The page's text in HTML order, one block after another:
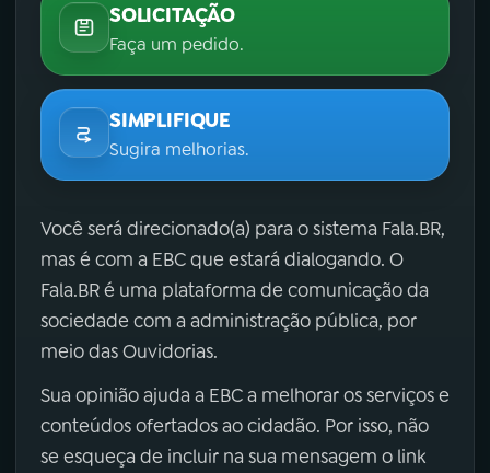
SOLICITAÇÃO
Faça um pedido.
SIMPLIFIQUE
Sugira melhorias.
Você será direcionado(a) para o sistema Fala.BR,
mas é com a EBC que estará dialogando. O
Fala.BR é uma plataforma de comunicação da
sociedade com a administração pública, por
meio das Ouvidorias.
Sua opinião ajuda a EBC a melhorar os serviços e
conteúdos ofertados ao cidadão. Por isso, não
se esqueça de incluir na sua mensagem o link